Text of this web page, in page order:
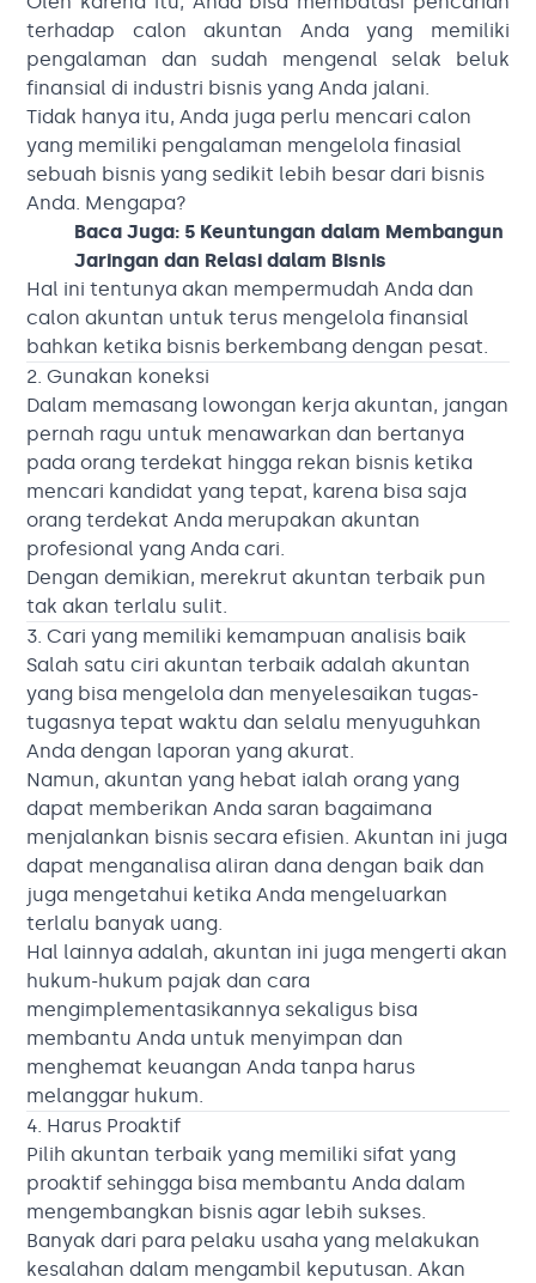
terhadap calon akuntan Anda yang memiliki
pengalaman dan sudah mengenal selak beluk
finansial di industri bisnis yang Anda jalani.
Tidak hanya itu, Anda juga perlu mencari calon
yang memiliki pengalaman mengelola finasial
sebuah bisnis yang sedikit lebih besar dari bisnis
Anda. Mengapa?
Baca Juga: 5 Keuntungan dalam Membangun
Jaringan dan Relasi dalam Bisnis
Hal ini tentunya akan mempermudah Anda dan
calon akuntan untuk terus mengelola finansial
bahkan ketika bisnis berkembang dengan pesat.
2. Gunakan koneksi
Dalam memasang lowongan kerja akuntan, jangan
pernah ragu untuk menawarkan dan bertanya
pada orang terdekat hingga rekan bisnis ketika
mencari kandidat yang tepat, karena bisa saja
orang terdekat Anda merupakan akuntan
profesional yang Anda cari.
Dengan demikian, merekrut akuntan terbaik pun
tak akan terlalu sulit.
3. Cari yang memiliki kemampuan analisis baik
Salah satu ciri akuntan terbaik adalah akuntan
yang bisa mengelola dan menyelesaikan tugas-
tugasnya tepat waktu dan selalu menyuguhkan
Anda dengan laporan yang akurat.
Namun, akuntan yang hebat ialah orang yang
dapat memberikan Anda saran bagaimana
menjalankan bisnis secara efisien. Akuntan ini juga
dapat menganalisa aliran dana dengan baik dan
juga mengetahui ketika Anda mengeluarkan
terlalu banyak uang.
Hal lainnya adalah, akuntan ini juga mengerti akan
hukum-hukum pajak dan cara
mengimplementasikannya sekaligus bisa
membantu Anda untuk menyimpan dan
menghemat keuangan Anda tanpa harus
melanggar hukum.
4. Harus Proaktif
Pilih akuntan terbaik yang memiliki sifat yang
proaktif sehingga bisa membantu Anda dalam
mengembangkan bisnis agar lebih sukses.
Banyak dari para pelaku usaha yang melakukan
kesalahan dalam mengambil keputusan. Akan